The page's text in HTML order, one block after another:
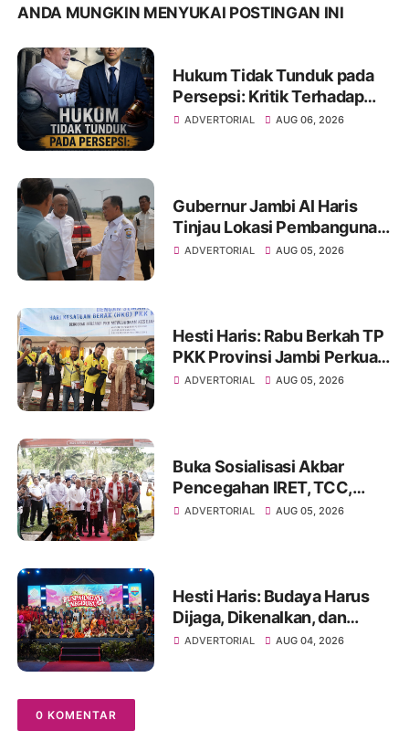
ANDA MUNGKIN MENYUKAI POSTINGAN INI
Hukum Tidak Tunduk pada
Persepsi: Kritik Terhadap
Monopoli Kebenaran oleh
ADVERTORIAL AUG 06, 2026
Gubernur Jambi Al Haris
Tinjau Lokasi Pembangunan
Sekolah Rakyat dan Lokasi
ADVERTORIAL AUG 05, 2026
Hesti Haris: Rabu Berkah TP
PKK Provinsi Jambi Perkuat
Literasi Keuangan dan
ADVERTORIAL AUG 05, 2026
Buka Sosialisasi Akbar
Pencegahan IRET, TCC,
Perundungan, dan Bahaya
ADVERTORIAL AUG 05, 2026
Hesti Haris: Budaya Harus
Dijaga, Dikenalkan, dan
Diwariskan
ADVERTORIAL AUG 04, 2026
0 KOMENTAR